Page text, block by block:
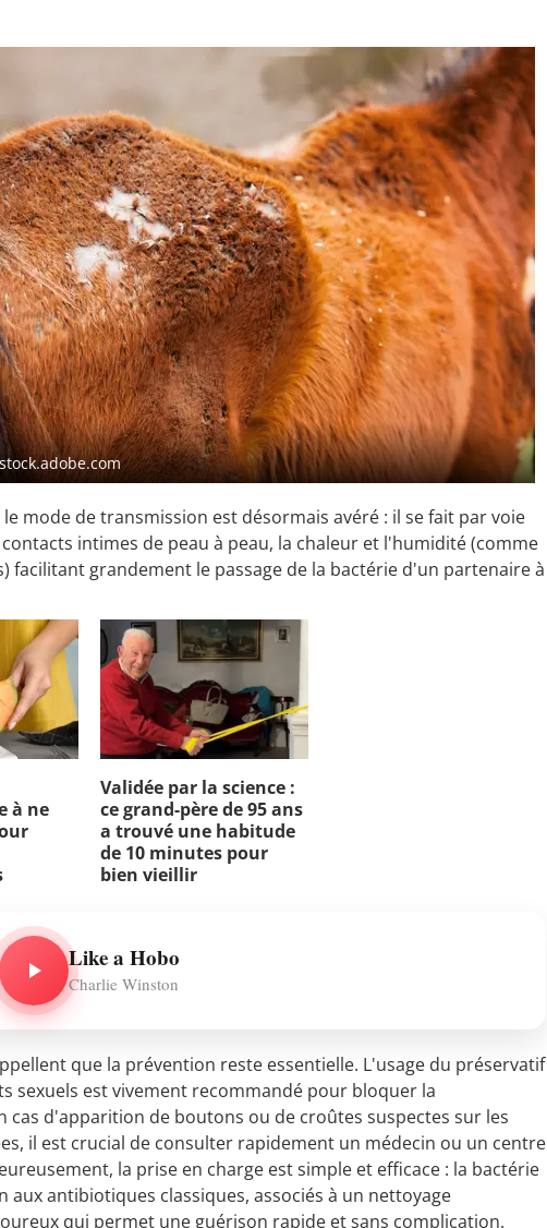
mode de transmission est désormais avéré : il se fait par voie
intimes de peau à peau, la chaleur et l'humidité (comme
facilitant grandement le passage de la bactérie d'un partenaire à
à ne
Validée par la science :
ce grand-père de 95 ans
a trouvé une habitude
de 10 minutes pour
bien vieillir
Like a Hobo
Charlie Winston
que la prévention reste essentielle. L'usage du préservatif
sexuels est vivement recommandé pour bloquer la
cas d'apparition de boutons ou de croûtes suspectes sur les
il est crucial de consulter rapidement un médecin ou un centre
la prise en charge est simple et efficace : la bactérie
aux antibiotiques classiques, associés à un nettoyage
qui permet une guérison rapide et sans complication.